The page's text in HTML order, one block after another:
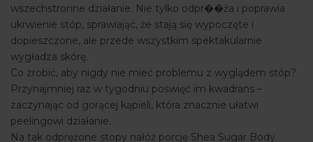
wszechstronne działanie. Nie tylko odpr��ża i poprawia
ukrwienie stóp, sprawiając, że stają się wypoczęte i
dopieszczone, ale przede wszystkim spektakularnie
wygładza skórę.
Co zrobić, aby nigdy nie mieć problemu z wyglądem stóp?
Przynajmniej raz w tygodniu poświęć im kwadrans –
zaczynając od gorącej kąpieli, która znacznie ułatwi
peelingowi działanie.
Na tak odprężone stopy nałóż porcję Shea Sugar Body